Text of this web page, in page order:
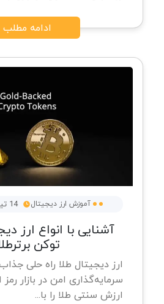
ادامه مطلب
آموزش ارز دیجیتال 14 تیر 1404 - 09:12
توکن
ارز دیجیتال طلا راه ‌حلی
سرمایه‌گذاری امن در بازار
ارزش سنتی طلا را با...